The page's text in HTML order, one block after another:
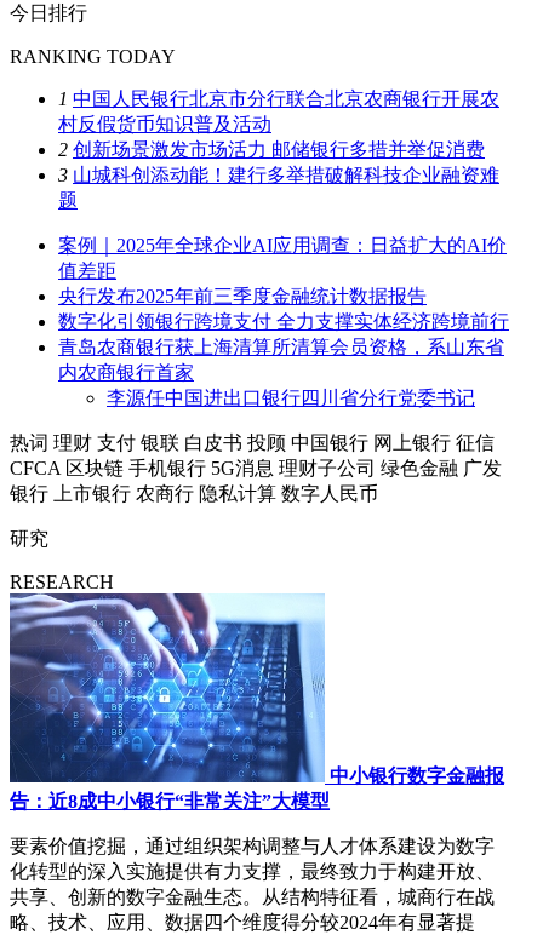
今日排行
RANKING TODAY
1 中国人民银行北京市分行联合北京农商银行开展农
村反假货币知识普及活动
2 创新场景激发市场活力 邮储银行多措并举促消费
3 山城科创添动能！建行多举措破解科技企业融资难
题
案例｜2025年全球企业AI应用调查：日益扩大的AI价
值差距
央行发布2025年前三季度金融统计数据报告
数字化引领银行跨境支付 全力支撑实体经济跨境前行
青岛农商银行获上海清算所清算会员资格，系山东省
内农商银行首家
李源任中国进出口银行四川省分行党委书记
热词 理财 支付 银联 白皮书 投顾 中国银行 网上银行 征信
CFCA 区块链 手机银行 5G消息 理财子公司 绿色金融 广发
银行
上市银行 农商行 隐私计算 数字人民币
研究
RESEARCH
中小银行数字金融报
告：近8成中小银行“非常关注”大模型
要素价值挖掘，通过组织架构调整与人才体系建设为数字
化转型的深入实施提供有力支撑，最终致力于构建开放、
共享、创新的数字金融生态。从结构特征看，城商行在战
略、技术、应用、数据四个维度得分较2024年有显著提